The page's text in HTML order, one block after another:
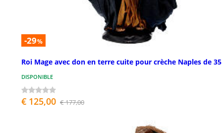
-29%
Roi Mage avec don en terre cuite pour crèche Naples de
DISPONIBLE
€ 125,00 € 177,00